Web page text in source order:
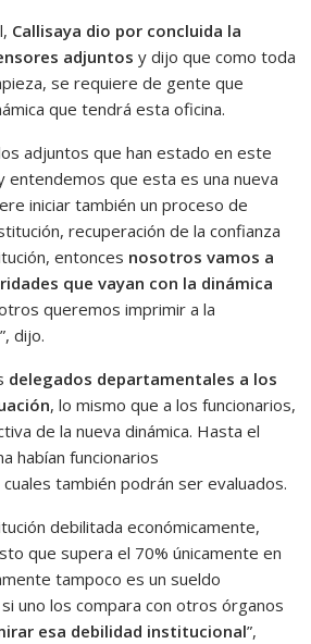
Callisaya dio por concluida la
adjuntosy dijo que como toda
se requiere de gente que
que tendrá esta oficina.
adjuntos que han estado en este
que esta es una nueva
iniciar también un proceso de
recuperación de la confianza
entonces nosotros vamos a
que vayan con la dinámica
queremos imprimir a la
dijo.
delegados departamentales a los
, lo mismo que a los funcionarios,
de la nueva dinámica. Hasta el
habían funcionarios
también podrán ser evaluados.
debilitada económicamente,
que supera el 70% únicamente en
tampoco es un sueldo
uno los compara con otros órganos
esa debilidad institucional”,